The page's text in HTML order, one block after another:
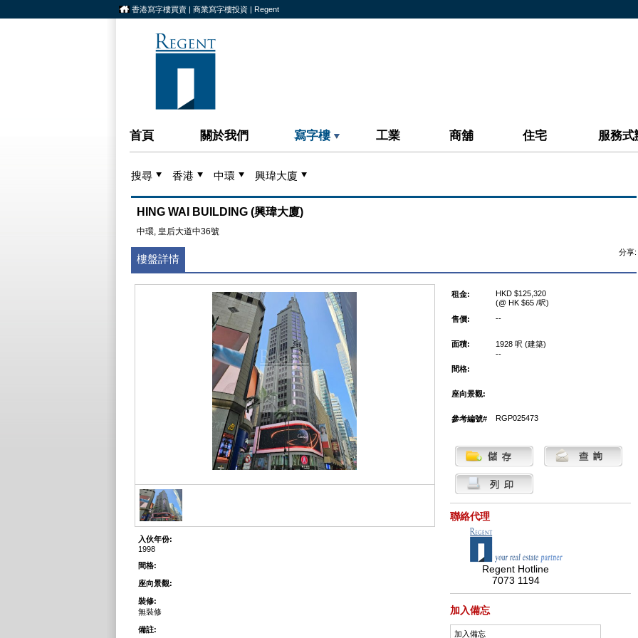
香港寫字樓買賣 | 商業寫字樓投資 | Regent
首頁 關於我們 寫字樓 工業 商舖 住宅 服務
搜尋 香港 中環 興瑋大廈
HING WAI BUILDING (興瑋大廈)
中環, 皇后大道中36號
樓盤詳情
分享:
入伙年份:
1998
間格:
座向景觀:
裝修:
無裝修
備註:
租金:
HKD $125,320
(@ HK $65 /呎)
售價:
--
面積:
1928 呎 (建築)
--
間格:
座向景觀:
參考編號# RGP025473
聯絡代理
Regent Hotline
7073 1194
加入備忘
加入備忘